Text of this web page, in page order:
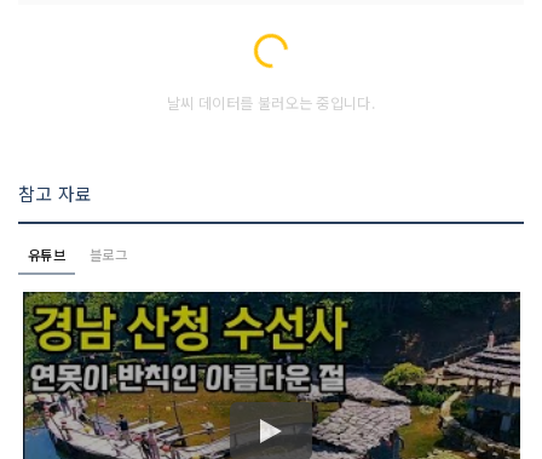
Loading...
날씨 데이터를 불러오는 중입니다.
참고 자료
유튜브 블로그